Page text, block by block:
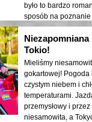
było to bardzo
sposób na
podróży poślubnej!
Tokio!
Mieliśmy
gokartowej! Pogoda
czystym niebem i
temperaturami.
przemysłowy i
niesamowita, a